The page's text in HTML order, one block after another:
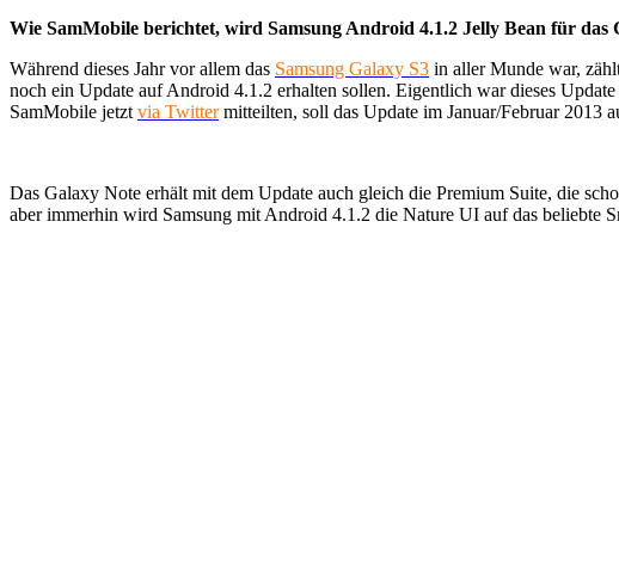
Wie SamMobile berichtet, wird Samsung Android 4.1.2 Jelly Bean für
Während dieses Jahr vor allem das Samsung Galaxy S3 in aller Munde war,
noch ein Update auf Android 4.1.2 erhalten sollen. Eigentlich war dieses
SamMobile jetzt via Twittermitteilten, soll das Update im Januar/Februar 2013
Das Galaxy Note erhält mit dem Update auch gleich die Premium Suite, die
aber immerhin wird Samsung mit Android 4.1.2 die Nature UI auf das beliebte